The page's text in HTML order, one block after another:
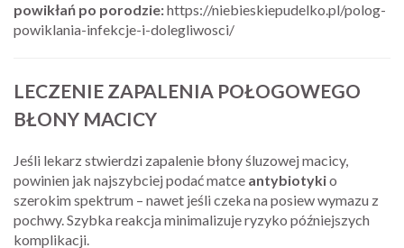
powikłań po porodzie:https://niebieskiepudelko.pl/polog-
powiklania-infekcje-i-dolegliwosci/
LECZENIE ZAPALENIA POŁOGOWEGO
BŁONY MACICY
Jeśli lekarz stwierdzi zapalenie błony śluzowej macicy,
powinien jak najszybciej podać matce antybiotykio
szerokim spektrum – nawet jeśli czeka na posiew wymazu z
pochwy. Szybka reakcja minimalizuje ryzyko późniejszych
komplikacji.